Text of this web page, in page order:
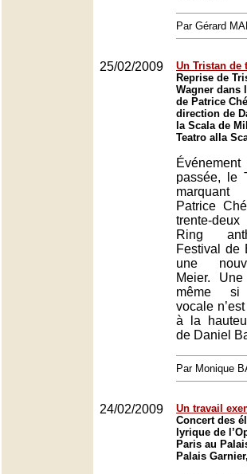
Par Gérard
25/02/2009
Un Tristan de
Reprise de
Wagner dans
de Patrice
direction de
la Scala de
Teatro alla
passée, le
Patrice
trente-
Ring
Festival de
une
Meier.
même si
vocale
à la
de Daniel
Par Monique
24/02/2009
Un travail
Concert des
lyrique de
Paris au
Palais